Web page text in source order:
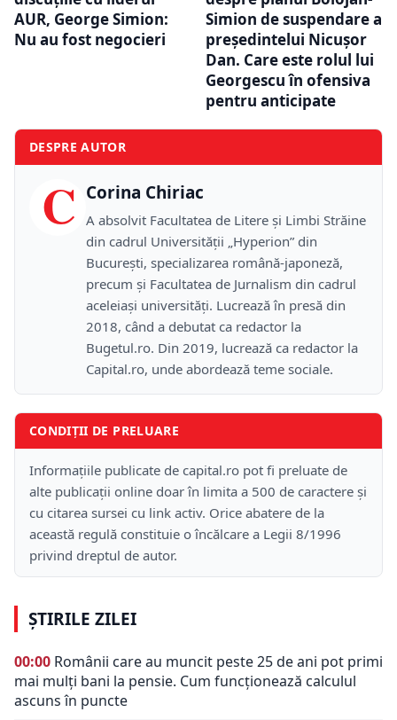
AUR, George Simion:
Nu au fost negocieri
Simion de suspendare a
președintelui Nicușor
Dan. Care este rolul lui
Georgescu în ofensiva
pentru anticipate
DESPRE AUTOR
C Corina Chiriac
A absolvit Facultatea de Litere și Limbi Străine
din cadrul Universității „Hyperion” din
București, specializarea română-japoneză,
precum și Facultatea de Jurnalism din cadrul
aceleiași universități. Lucrează în presă din
2018, când a debutat ca redactor la
Bugetul.ro. Din 2019, lucrează ca redactor la
Capital.ro, unde abordează teme sociale.
CONDIȚII DE PRELUARE
Informațiile publicate de capital.ro pot fi preluate de
alte publicații online doar în limita a 500 de caractere și
cu citarea sursei cu link activ. Orice abatere de la
această regulă constituie o încălcare a Legii 8/1996
privind dreptul de autor.
ȘTIRILE ZILEI
00:00 Românii care au muncit peste 25 de ani pot primi
mai mulți bani la pensie. Cum funcționează calculul
ascuns în puncte